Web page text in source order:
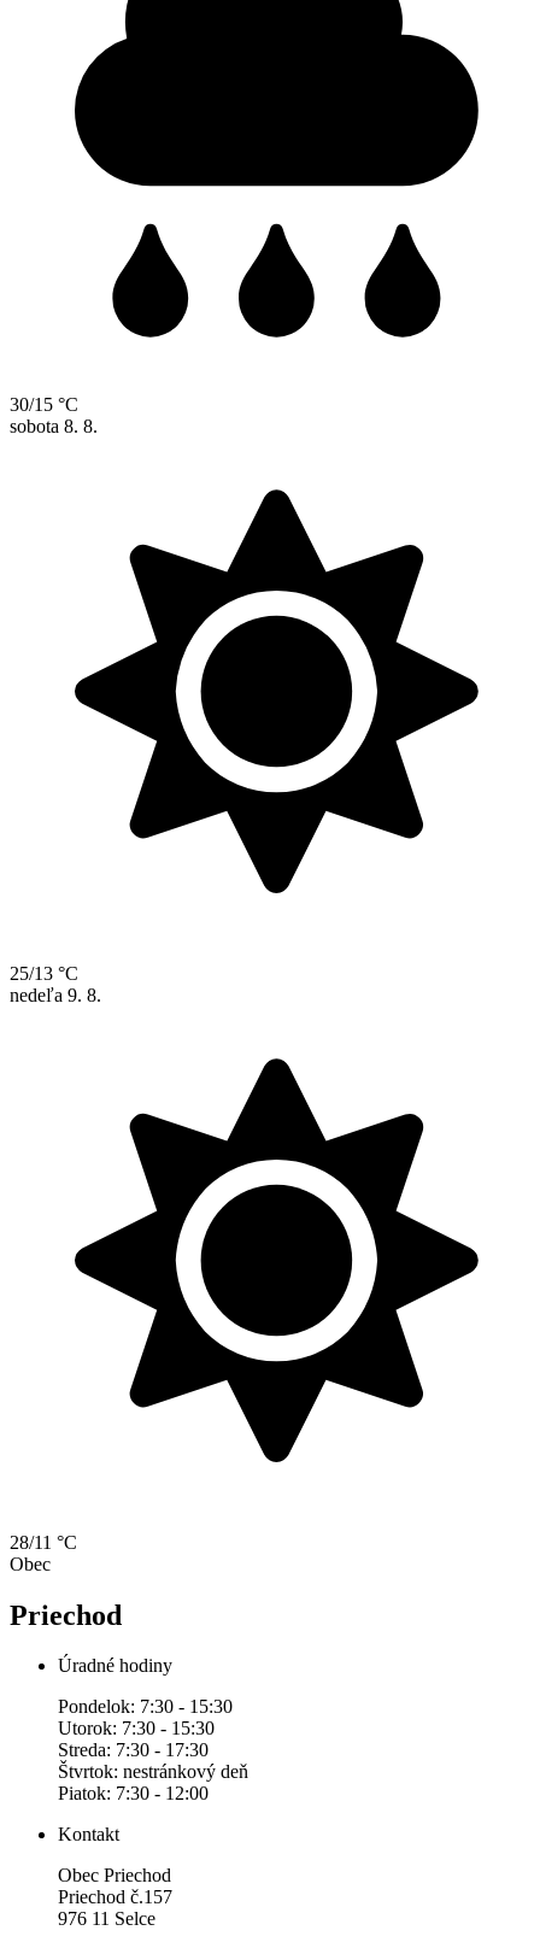
30/15 °C
sobota 8. 8.
25/13 °C
nedeľa 9. 8.
28/11 °C
Obec
Priechod
Úradné hodiny
Pondelok: 7:30 - 15:30
Utorok: 7:30 - 15:30
Streda: 7:30 - 17:30
Štvrtok: nestránkový deň
Piatok: 7:30 - 12:00
Kontakt
Obec Priechod
Priechod č.157
976 11 Selce